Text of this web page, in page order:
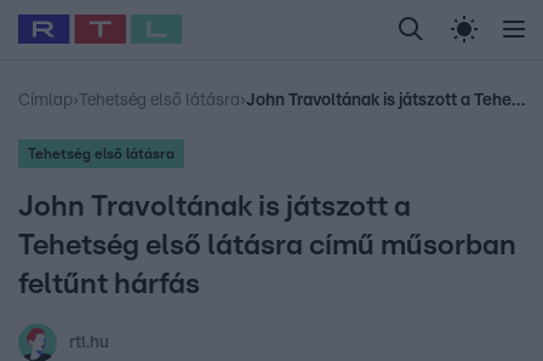
Legfrissebb RTL Híradó Randi Celeb vagyok,
Babits Marcella Most Wanted Gallusz
Címlap› Tehetség első látásra› John Travoltának is játszott a Tehetség első látásra című műsorban feltűnt hárfás
Tehetség első látásra
John Travoltának is játszott a
Tehetség első látásra című műsorban
feltűnt hárfás
rtl.hu